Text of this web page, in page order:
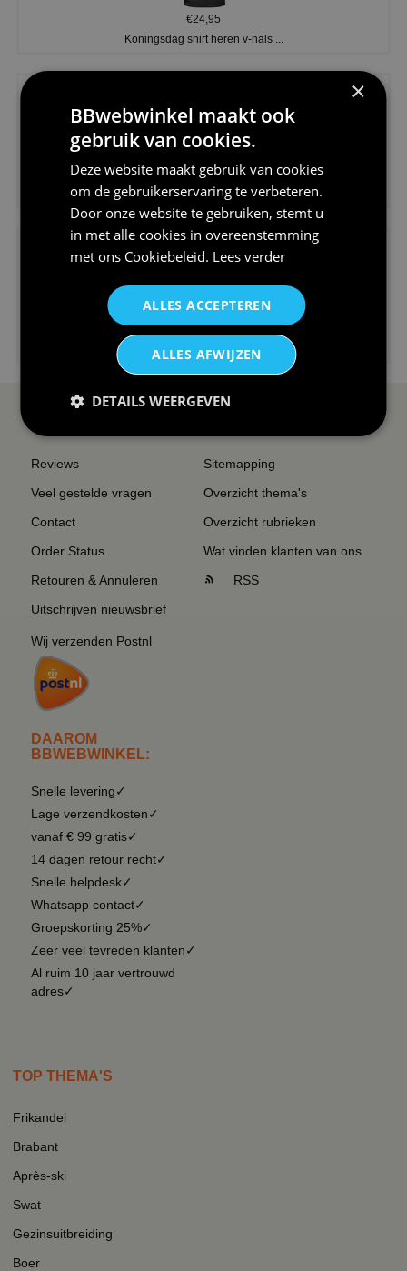
€24,95
Koningsdag shirt heren v-hals ...
€24,95
V-hals shirt rood wit blauw st...
€24,95
I love korfbal t-shirt sport s...
Reviews
Veel gestelde vragen
Contact
Order Status
Retouren & Annuleren
Uitschrijven nieuwsbrief
Wij verzenden Postnl
DAAROM
BBWEBWINKEL:
Snelle levering✓
Lage verzendkosten✓
vanaf € 99 gratis✓
14 dagen retour recht✓
Snelle helpdesk✓
Whatsapp contact✓
Groepskorting 25%✓
Zeer veel tevreden klanten✓
Al ruim 10 jaar vertrouwd
adres✓
Sitemapping
Overzicht thema's
Overzicht rubrieken
Wat vinden klanten van ons
RSS
TOP THEMA'S
Frikandel
Brabant
Après-ski
Swat
Gezinsuitbreiding
Boer
×
BBwebwinkel maakt ook
gebruik van cookies.
Deze website maakt gebruik van cookies
om de gebruikerservaring te verbeteren.
Door onze website te gebruiken, stemt u
in met alle cookies in overeenstemming
met ons Cookiebeleid. Lees verder
ALLES ACCEPTEREN
ALLES AFWIJZEN
DETAILS WEERGEVEN